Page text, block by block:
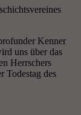
Kenner
uns über das
Herrschers
Todestag des